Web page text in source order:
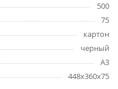
500
75
картон
черный
А3
448х360х75